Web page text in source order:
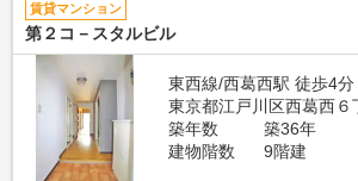
賃貸マンション
第２コ－スタルビル
東西線/西葛西駅 徒歩4分
東京都江戸川区西葛西６
築年数
築36年
建物階数
9階建